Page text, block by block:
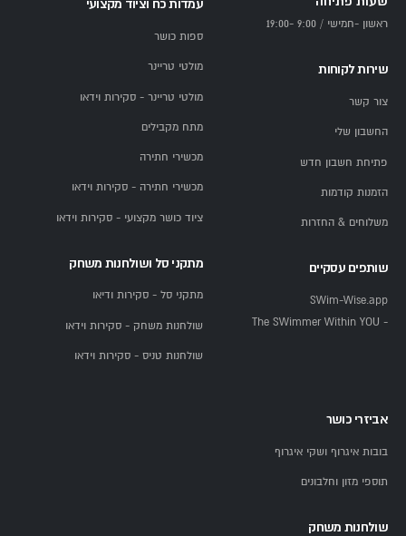
ראשון -חמישי / 9:00 -19:00
שירות לקוחות
צור קשר
החשבון שלי
פתיחת חשבון חדש
הזמנות קודמות
משלוחים & החזרות
שותפים עסקיים
SWim-Wise.app
- The SWimmer Within YOU
עמדות כח וציוד מקצועי
ספות כושר
מולטי טריינר
מולטי טריינר - סקירות וידאו
מתח מקבילים
מכשירי חתירה
מכשירי חתירה - סקירות וידאו
ציוד כושר מקצועי - סקירות וידאו
מתקני סל ושולחנות משחק
מתקני סל - סקירות ודיאו
שולחנות משחק - סקירות וידאו
שולחנות טניס - סקירות וידאו
אביזרי כושר
בובות איגרוף ושקי איגרוף
תוספי מזון וחלבונים
שולחנות משחק